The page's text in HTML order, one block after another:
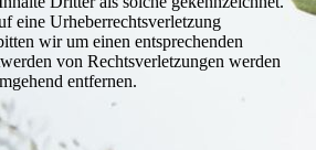
eine Urheberrechtsverletzung
wir um einen entsprechenden
von Rechtsverletzungen werden
entfernen.